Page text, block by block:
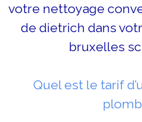
votre nettoyage
de dietrich dans
bruxelles
Quel est le tarif